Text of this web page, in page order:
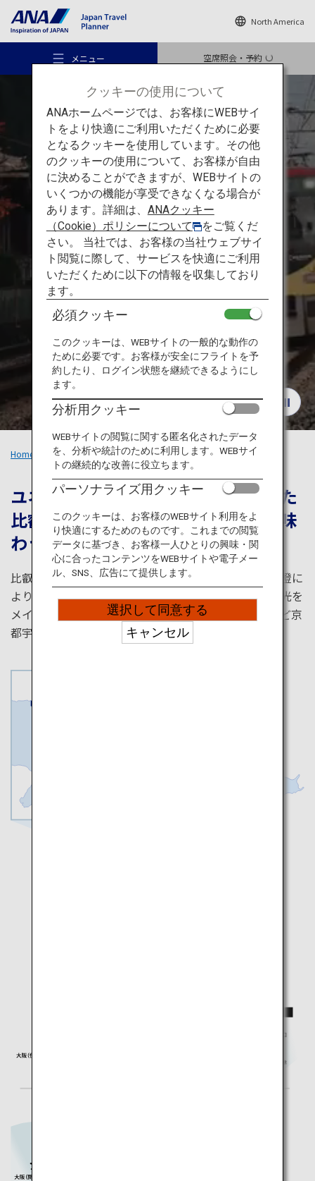
North America
メニュー 空席照会・予約
おすすめの旅
旅のアイデア
行き先
旅のお役立ち情報
ANA サービス
電車でめぐる関西：比叡山
日本仏教のルーツ、
比叡山延暦寺の豊かな
自然と日本の歴史を
体感する旅
Home おすすめの旅 電車でめぐる関西：比叡山
ユネスコ世界文化遺産にも登録された
比叡山と、古都京都の魅力を一度に味
わう
比叡山は、「日本仏教のルーツ」として平安時代に最澄に
より開かれた天台宗総本山。そんな比叡山延暦寺の観光を
メインの目的地として、日本酒の利き酒や茶道体験など京
都宇治の魅力を詰め込んだコースをご紹介します。
クッキーの使用について
ANAホームページでは、お客様にWEBサイ
トをより快適にご利用いただくために必要
となるクッキーを使用しています。その他
のクッキーの使用について、お客様が自由
に決めることができますが、WEBサイトの
いくつかの機能が享受できなくなる場合が
あります。詳細は、 ANAクッキー
（Cookie）ポリシーについて
をご覧くだ
さい。 当社では、お客様の当社ウェブサイ
ト閲覧に際して、サービスを快適にご利用
いただくために以下の情報を収集しており
ます。
必須クッキー
このクッキーは、WEBサイトの一般的な動作の
ために必要です。お客様が安全にフライトを予
約したり、ログイン状態を継続できるようにし
ます。
分析用クッキー
WEBサイトの閲覧に関する匿名化されたデータ
を、分析や統計のために利用します。WEBサイ
トの継続的な改善に役立ちます。
パーソナライズ用クッキー
このクッキーは、お客様のWEBサイト利用をよ
り快適にするためのものです。これまでの閲覧
データに基づき、お客様一人ひとりの興味・関
心に合ったコンテンツをWEBサイトや電子メー
ル、SNS、広告にて提供します。
選択して同意する
キャンセル